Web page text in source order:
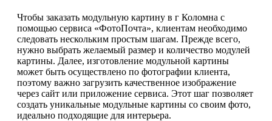
Чтобы заказать модульную картину в г Коломна с
помощью сервиса «ФотоПочта», клиентам необходимо
следовать нескольким простым шагам. Прежде всего,
нужно выбрать желаемый размер и количество модулей
картины. Далее, изготовление модульной картины
может быть осуществлено по фотографии клиента,
поэтому важно загрузить качественное изображение
через сайт или приложение сервиса. Этот шаг позволяет
создать уникальные модульные картины со своим фото,
идеально подходящие для интерьера.